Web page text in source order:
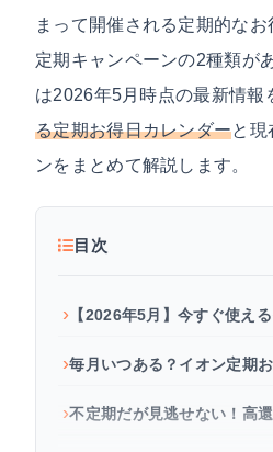
まって開催される定期的な
定期キャンペーンの2種類が
は2026年5月時点の最新情報
る定期お得日カレンダーと現
ンをまとめて解説します。
目次
【2026年5月】今すぐ使え
毎月いつある？イオン定期
不定期だが見逃せない！高